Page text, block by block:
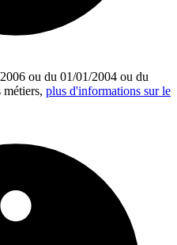
ou du 01/01/2004 ou du
plus d'informations sur le